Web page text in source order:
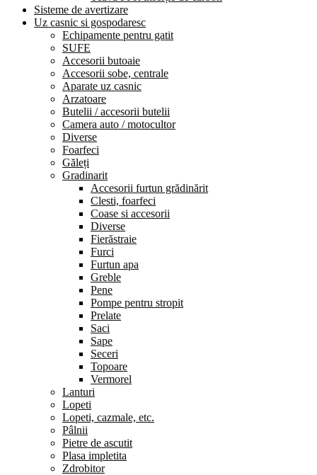
Sisteme de avertizare
Uz casnic si gospodaresc
Echipamente pentru gatit
SUFE
Accesorii butoaie
Accesorii sobe, centrale
Aparate uz casnic
Arzatoare
Butelii / accesorii butelii
Camera auto / motocultor
Diverse
Foarfeci
Găleți
Gradinarit
Accesorii furtun grădinărit
Clesti, foarfeci
Coase si accesorii
Diverse
Fierăstraie
Furci
Furtun apa
Greble
Pene
Pompe pentru stropit
Prelate
Saci
Sape
Seceri
Topoare
Vermorel
Lanturi
Lopeti
Lopeti, cazmale, etc.
Pâlnii
Pietre de ascutit
Plasa impletita
Zdrobitor